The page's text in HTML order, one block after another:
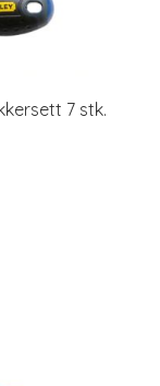
7 stk.